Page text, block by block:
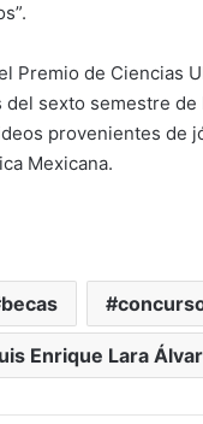
Premio de Ciencias
sexto semestre
provenientes de
Mexicana.
becas
Enrique Lara